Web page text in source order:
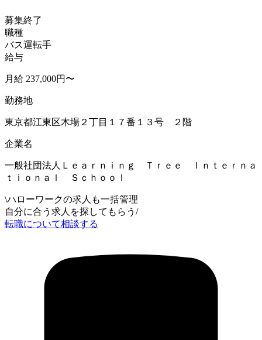
募集終了
職種
バス運転手
給与
月給 237,000円〜
勤務地
東京都江東区木場２丁目１７番１３号 ２階
企業名
一般社団法人Ｌｅａｒｎｉｎｇ Ｔｒｅｅ Ｉｎｔｅｒｎａ
ｔｉｏｎａｌ Ｓｃｈｏｏｌ
\ハローワークの求人も一括管理
自分に合う求人を探してもらう /
転職について相談する